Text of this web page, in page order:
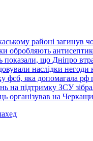
районі загинув
обробляють
показали, що Дніпро
наслідки
фсб, яка допомагала
на підтримку ЗСУ
організував на